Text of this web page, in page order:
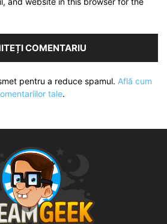
pentru a reduce spamul. Află cum
tale.